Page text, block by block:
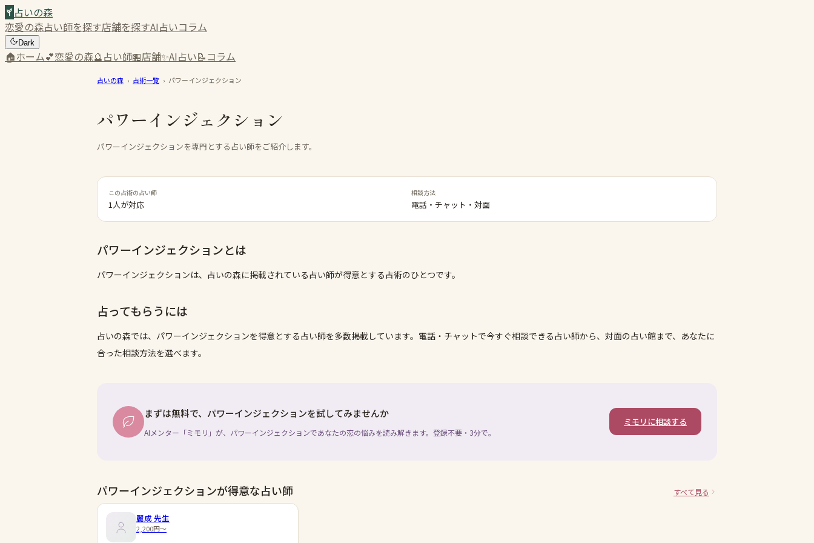
占いの森
恋愛の森占い師を探す店舗を探すAI占いコラム
Dark
🏠ホーム💕恋愛の森🔮占い師🏪店舗✨AI占い📝コラム
占いの森 › 占術一覧 › パワーインジェクション
パワーインジェクション
パワーインジェクションを専門とする占い師をご紹介します。
この占術の占い師
1人が対応
相談方法
電話・チャット・対面
パワーインジェクションとは
パワーインジェクションは、占いの森に掲載されている占い師が得意とする占術のひとつです。
占ってもらうには
占いの森では、 パワーインジェクションを得意とする占い師を多数掲載しています。電話・チャットで今すぐ相談できる占い師から、対面の占い館まで、あなたに
合った相談方法を選べます。
まずは無料で、パワーインジェクションを試してみませんか
AIメンター「ミモリ」が、パワーインジェクションであなたの恋の悩みを読み解きます。登録不要・3分で。
ミモリに相談する
パワーインジェクションが得意な占い師 すべて見る
麗成先生
2,200円〜